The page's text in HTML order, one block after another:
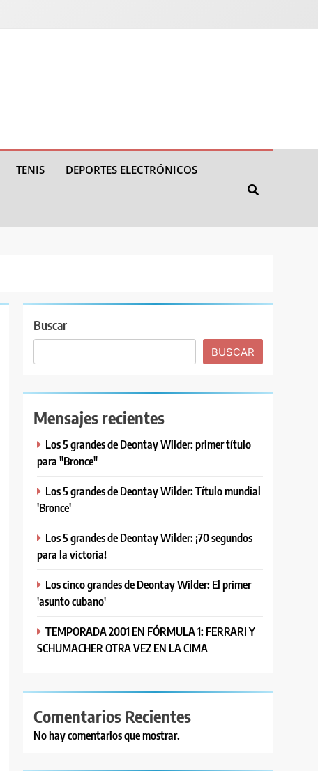
TENIS DEPORTES ELECTRÓNICOS
Buscar
BUSCAR
Mensajes recientes
Los 5 grandes de Deontay Wilder: primer título
para "Bronce"
Los 5 grandes de Deontay Wilder: Título mundial
'Bronce'
Los 5 grandes de Deontay Wilder: ¡70 segundos
para la victoria!
Los cinco grandes de Deontay Wilder: El primer
'asunto cubano'
TEMPORADA 2001 EN FÓRMULA 1: FERRARI Y
SCHUMACHER OTRA VEZ EN LA CIMA
Comentarios Recientes
No hay comentarios que mostrar.